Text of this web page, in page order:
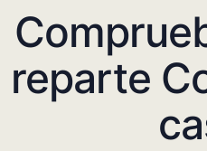
reparte